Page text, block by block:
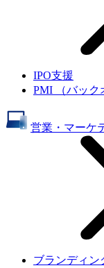
IPO支援
PMI （バック
営業・マーケ
ブランディン